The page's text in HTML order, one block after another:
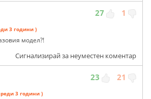
27 1
3 години )
модел?!
Сигнализирай за неуместен коментар
23 21
3 години )